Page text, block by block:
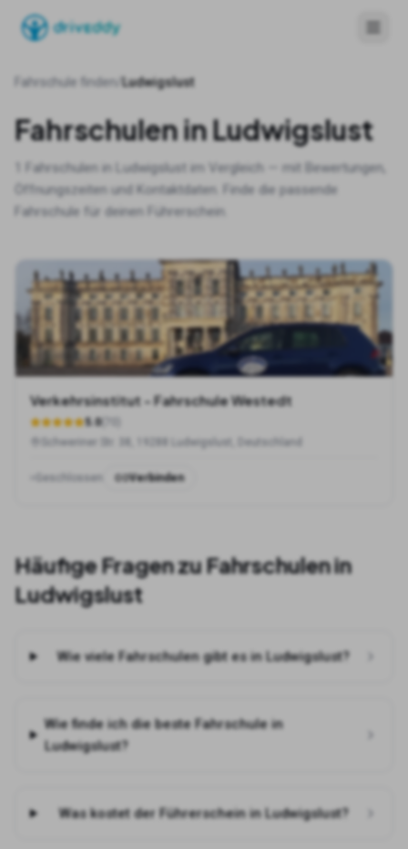
Fahrschule finden Ludwigslust
Fahrschulen inLudwigslust
Fahrschulen in Ludwigslust im Vergleich — mit Bewertungen,
Öffnungszeiten und Kontaktdaten. Finde die passende
Fahrschule für deinen Führerschein.
Verkehrsinstitut - Fahrschule Westedt
5.0
Schweriner Str. 38, 19288 Ludwigslust, Deutschland
Geschlossen Verbinden
Häufige Fragen zu Fahrschulen in
Ludwigslust
Wie viele Fahrschulen gibt es in Ludwigslust?
Wie finde ich die beste Fahrschule in
Ludwigslust?
Was kostet der Führerschein in Ludwigslust?